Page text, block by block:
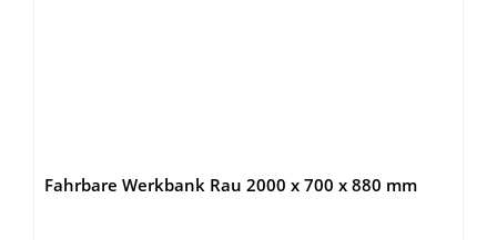
Fahrbare Werkbank Rau 2000 x 700 x 880 mm